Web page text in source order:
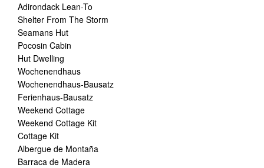
Adirondack Lean-To
Shelter From The Storm
Seamans Hut
Pocosin Cabin
Hut Dwelling
Wochenendhaus
Wochenendhaus-Bausatz
Ferienhaus-Bausatz
Weekend Cottage
Weekend Cottage Kit
Cottage Kit
Albergue de Montaña
Barraca de Madera